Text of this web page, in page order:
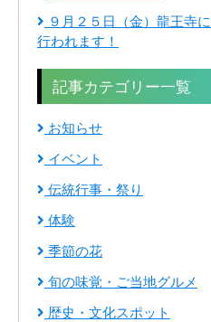
９月２５日（金）龍王寺
行われます！
記事カテゴリー一覧
お知らせ
イベント
伝統行事・祭り
体験
季節の花
旬の味覚・ご当地グルメ
歴史・文化スポット